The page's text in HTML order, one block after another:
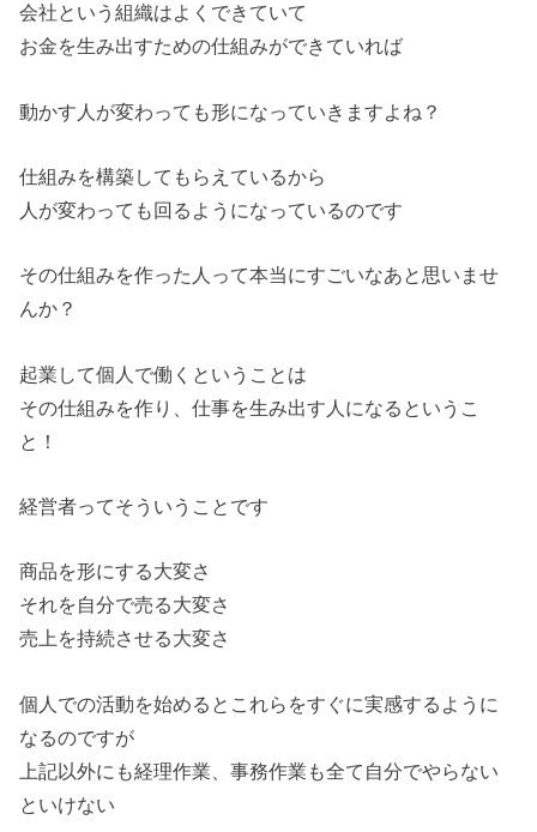
会社という組織はよくできていて
お金を生み出すための仕組みができていれば
動かす人が変わっても形になっていきますよね？
仕組みを構築してもらえているから
人が変わっても回るようになっているのです
その仕組みを作った人って本当にすごいなあと思いませ
んか？
起業して個人で働くということは
その仕組みを作り、仕事を生み出す人になるというこ
と！
経営者ってそういうことです
商品を形にする大変さ
それを自分で売る大変さ
売上を持続させる大変さ
個人での活動を始めるとこれらをすぐに実感するように
なるのですが
上記以外にも経理作業、事務作業も全て自分でやらない
といけない